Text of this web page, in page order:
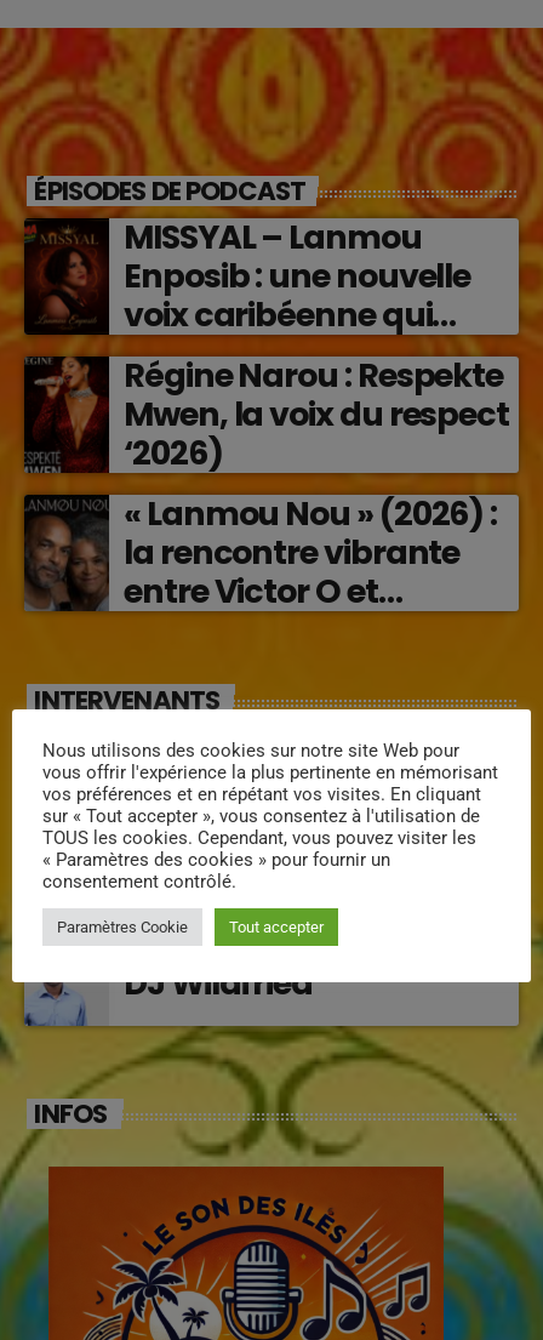
ÉPISODES DE PODCAST
MISSYAL – Lanmou
Enposib : une nouvelle
voix caribéenne qui
transforme les émotions
en musique (2026)
Régine Narou : Respekte
Mwen, la voix du respect
‘2026)
« Lanmou Nou » (2026) :
la rencontre vibrante
entre Victor O et
INTERVENANTS
Mimi la douce
Klarys
DJ Wildfried
INFOS
Nous utilisons des cookies sur notre site Web pour
vous offrir l'expérience la plus pertinente en mémorisant
vos préférences et en répétant vos visites. En cliquant
sur « Tout accepter », vous consentez à l'utilisation de
TOUS les cookies. Cependant, vous pouvez visiter les
« Paramètres des cookies » pour fournir un
consentement contrôlé.
Paramètres Cookie Tout accepter